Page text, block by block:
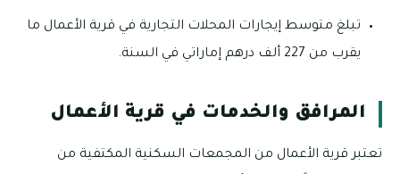
تبلغ متوسط إيجارات المحلات التجارية في قرية الأعمال ما
يقرب من 227 ألف درهم إماراتي في السنة.
المرافق والخدمات في قرية الأعمال
تعتبر قرية الأعمال من المجمعات السكنية المكتفية من